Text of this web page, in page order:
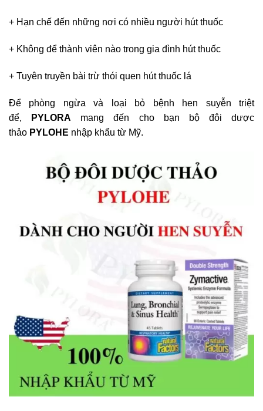
+ Hạn chế đến những nơi có nhiều người hút thuốc
+ Không để thành viên nào trong gia đình hút thuốc
+ Tuyên truyền bài trừ thói quen hút thuốc lá
Để phòng ngừa và loại bỏ bệnh hen suyễn triệt
để,
PYLORA mang đến cho bạn bộ đôi dược
thảo PYLOHE nhập khẩu từ Mỹ.